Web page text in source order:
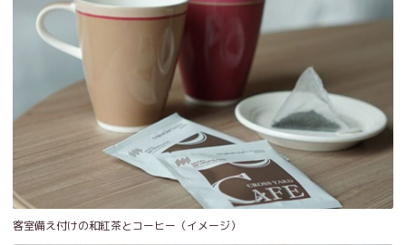
客室備え付けの和紅茶とコーヒー（イメージ）